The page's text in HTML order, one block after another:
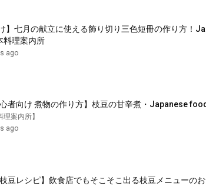
け】七月の献立に使える飾り切り三色短冊の作り方
料理案内所
ago
者向け 煮物の作り方】枝豆の甘辛煮・Japanese
案内所】
ago
枝豆レシピ】飲食店でもそこそこ出る枝豆メニュー